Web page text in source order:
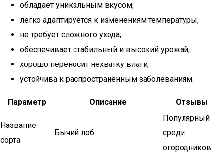
обладает уникальным вкусом;
легко адаптируется к изменениям температуры;
не требует сложного ухода;
обеспечивает стабильный и высокий урожай;
хорошо переносит нехватку влаги;
устойчива к распространённым заболеваниям.
Параметр Описание Отзывы
Название
сорта
Бычий лоб
Популярный
среди
огородников